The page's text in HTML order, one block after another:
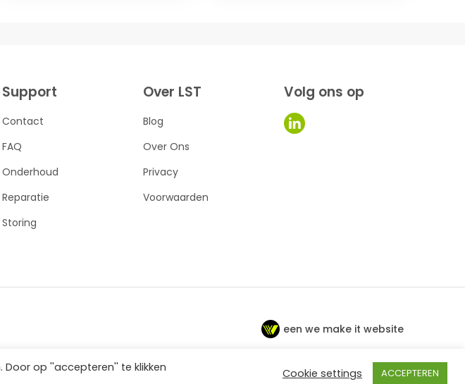
Support
Contact
FAQ
Onderhoud
Reparatie
Storing
Over LST
Blog
Over Ons
Privacy
Voorwaarden
Volg ons op
een we make it website
op ''accepteren'' te klikken
Cookie settings ACCEPTEREN